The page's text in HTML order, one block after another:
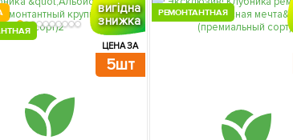
вигідна
знижка
ЦЕНА ЗА
5шт
РЕМОНТАНТНАЯ